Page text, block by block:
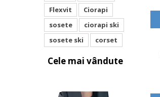
Flexvit
Ciorapi
sosete
ciorapi ski
sosete ski
corset
Cele mai vândute